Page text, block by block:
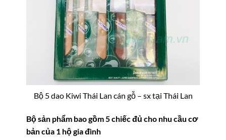
Bộ 5 dao Kiwi Thái Lan cán gỗ – sx tại Thái Lan
Bộ sản phẩm bao gồm 5 chiếc đủ cho nhu cầu cơ
bản của 1 hộ gia đình